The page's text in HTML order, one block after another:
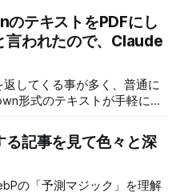
イルだが多いとそれ全部にネ
る訳にもいかず、最近は使わ
くて、個人的には変えたく
プンソースなんだから、AIで
」のGIT
た。 せっかく作ったので少
か、デモの動画と少し解説を
イセンスの問題で非公開で
れが思ったより簡単に作れる
に短期間で作れるようになり
る場合に、歌詞を入れる作
チなできになる事も多いの
ったです。 では、次
曲に歌詞を入れていきます。
問題で、手軽に公開できない
テキストをPDFにし
言われたので、Claude
してくる事が多く、普通に
形式のテキストが手軽に表
ップし
VS Codeのプ
来ますし、他にも同じような
る記事を見て色々と深
の「予測マジック」を理解